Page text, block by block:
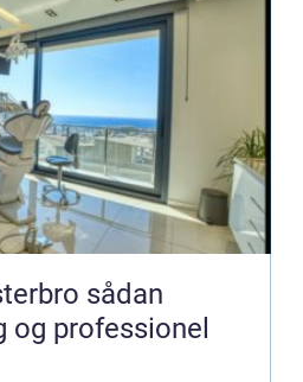
sådan
professionel